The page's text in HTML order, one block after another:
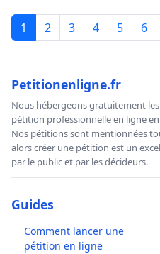
1 2 3 4 5 6
Petitionenligne.fr
Nous hébergeons gratuitement
pétition professionnelle en ligne
Nos pétitions sont mentionnées
alors créer une pétition est un
par le public et par les décideurs.
Guides
Comment lancer une
pétition en ligne